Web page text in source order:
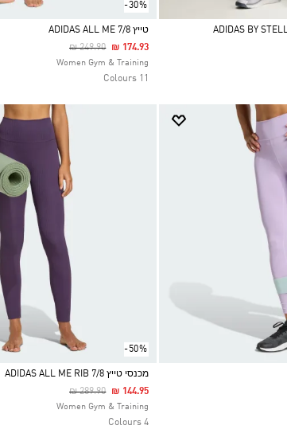
-30%
Selected
טייץ ADIDAS ALL ME 7/8
Price Reduced From
₪ 249.90To₪ 174.93
Women Gym & Training
-50%
Selected
מכנסי טייץ ADIDAS ALL ME RIB 7/8
Price Reduced From
₪ 289.90To₪ 144.95
Women Gym & Training
4 Colours